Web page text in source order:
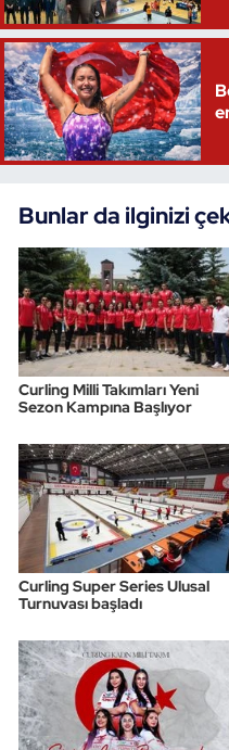
Bunlar da ilginizi
Curling Milli Takımları Yeni
Sezon Kampına Başlıyor
Curling Super Series Ulusal
Turnuvası başladı